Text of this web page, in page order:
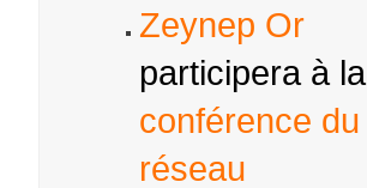
Zeynep Or
participera à la
conférence du
réseau